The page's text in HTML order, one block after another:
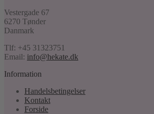
Vestergade 67
6270 Tønder
Danmark
Tlf: +45 31323751
Email: info@hekate.dk
Information
Handelsbetingelser
Kontakt
Forside